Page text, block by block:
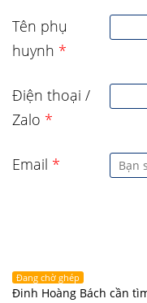
Tên phụ
huynh *
Điện thoại /
Zalo *
Email *
Đang chờ ghép
Đinh Hoàng Bách cần